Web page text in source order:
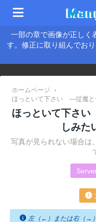
一部の章で画像が正しく
す。修正に取り組んでお
ホームページ
›
ほっといて下さい ―従魔と
ほっといて下さ
しみ
写真が見られない場合は
左（←）または右（→